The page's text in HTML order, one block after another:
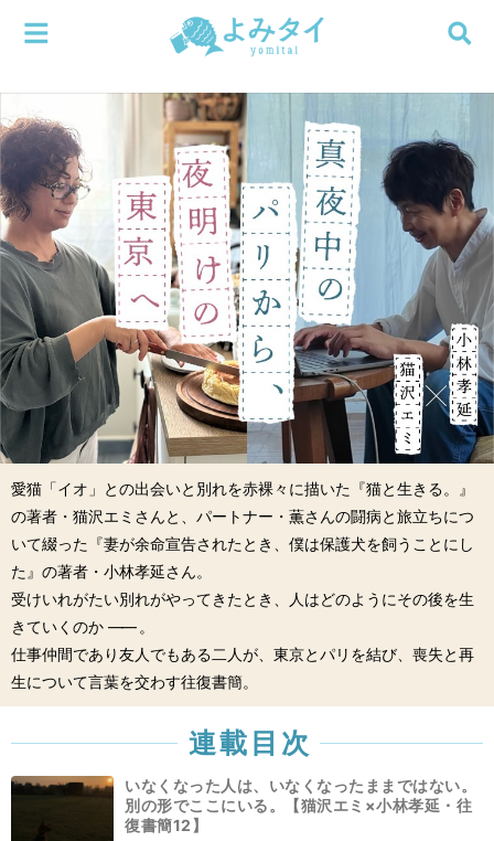
よみタイ
ホーム
新着
連載
新刊
特集
編集部
検索する
メニューを閉じる
愛猫「イオ」との出会いと別れを赤裸々に描いた『猫と生きる。』
の著者・猫沢エミさんと、パートナー・薫さんの闘病と旅立ちにつ
いて綴った『妻が余命宣告されたとき、僕は保護犬を飼うことにし
た』の著者・小林孝延さん。
受けいれがたい別れがやってきたとき、人はどのようにその後を生
きていくのか ―― 。
仕事仲間であり友人でもある二人が、東京とパリを結び、喪失と再
生について言葉を交わす往復書簡。
連載目次
いなくなった人は、いなくなったままではない。
別の形でここにいる。【猫沢エミ×小林孝延・往
復書簡12】